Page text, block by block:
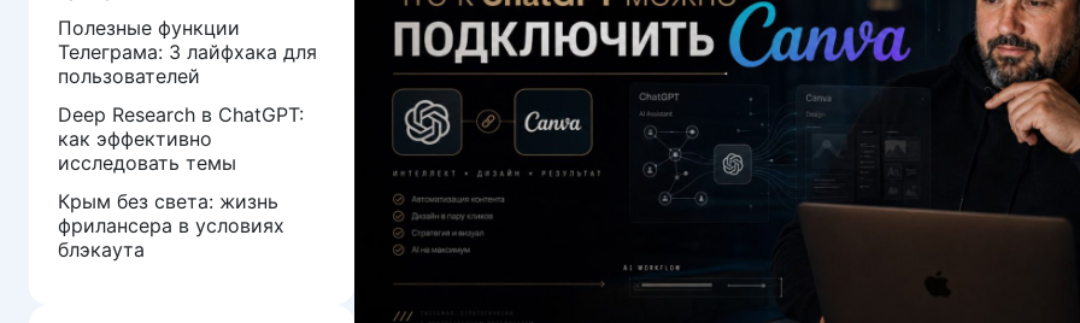
Полезные функции
Телеграма: 3 лайфхака для
пользователей
Deep Research в ChatGPT:
как эффективно
исследовать темы
Крым без света: жизнь
фрилансера в условиях
блэкаута